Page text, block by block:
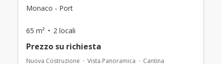
Monaco - Port
65 m² 2 locali
Prezzo su richiesta
Nuova Costruzione Vista Panoramica Cantina